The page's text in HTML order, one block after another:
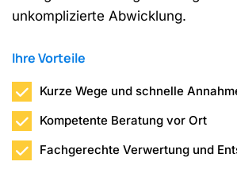
unkomplizierte Abwicklung.
Ihre Vorteile
Kurze Wege und schnelle
Kompetente Beratung vor Ort
Fachgerechte Verwertung und